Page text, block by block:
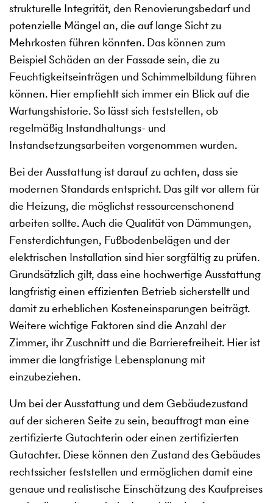
strukturelle Integrität, den Renovierungsbedarf und
potenzielle Mängel an, die auf lange Sicht zu
Mehrkosten führen könnten. Das können zum
Beispiel Schäden an der Fassade sein, die zu
Feuchtigkeitseinträgen und Schimmelbildung führen
können. Hier empfiehlt sich immer ein Blick auf die
Wartungshistorie. So lässt sich feststellen, ob
regelmäßig Instandhaltungs- und
Instandsetzungsarbeiten vorgenommen wurden.
Bei der Ausstattung ist darauf zu achten, dass sie
modernen Standards entspricht. Das gilt vor allem für
die Heizung, die möglichst ressourcenschonend
arbeiten sollte. Auch die Qualität von Dämmungen,
Fensterdichtungen, Fußbodenbelägen und der
elektrischen Installation sind hier sorgfältig zu prüfen.
Grundsätzlich gilt, dass eine hochwertige Ausstattung
langfristig einen effizienten Betrieb sicherstellt und
damit zu erheblichen Kosteneinsparungen beiträgt.
Weitere wichtige Faktoren sind die Anzahl der
Zimmer, ihr Zuschnitt und die Barrierefreiheit. Hier ist
immer die langfristige Lebensplanung mit
einzubeziehen.
Um bei der Ausstattung und dem Gebäudezustand
auf der sicheren Seite zu sein, beauftragt man eine
zertifizierte Gutachterin oder einen zertifizierten
Gutachter. Diese können den Zustand des Gebäudes
rechtssicher feststellen und ermöglichen damit eine
genaue und realistische Einschätzung des Kaufpreises